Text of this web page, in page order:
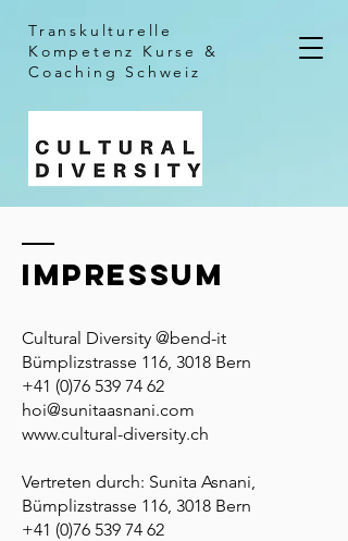
Transkulturelle
Kompetenz Kurse &
Coaching Schweiz
Impressum
Cultural Diversity @bend-it
Bümplizstrasse 116, 3018 Bern
+41 (0)76 539 74 62
hoi@sunitaasnani.com
www.cultural-diversity.ch
Vertreten durch: Sunita Asnani,
Bümplizstrasse 116, 3018 Bern
+41 (0)76 539 74 62